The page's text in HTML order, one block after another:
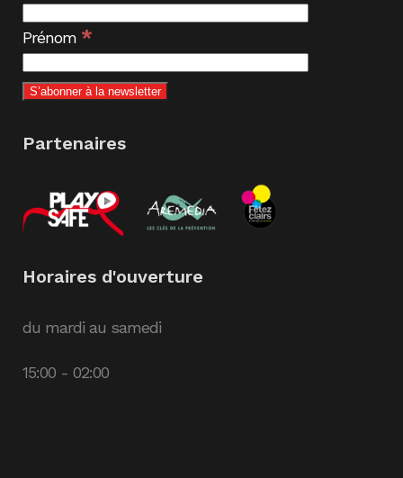
Prénom *
Partenaires
Horaires d'ouverture
du mardi au samedi
15:00 - 02:00